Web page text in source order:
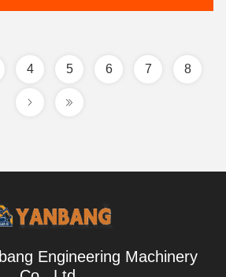
4 5 6 7 8
Engineering Machinery